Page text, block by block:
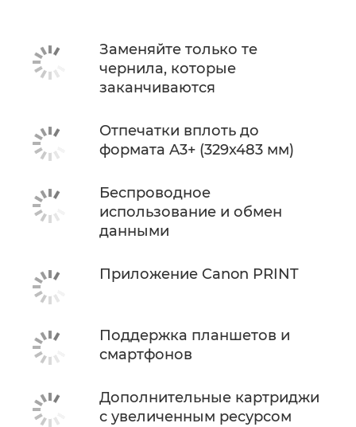
Заменяйте только те
чернила, которые
заканчиваются
Отпечатки вплоть до
формата A3+ (329x483 мм)
Беспроводное
использование и обмен
данными
Приложение Canon PRINT
Поддержка планшетов и
смартфонов
Дополнительные картриджи
с увеличенным ресурсом